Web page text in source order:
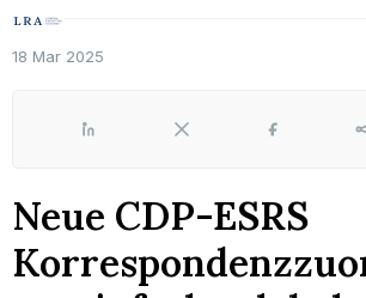
18 Mar 2025
LinkedIn X Facebook
Neue CDP-ESRS